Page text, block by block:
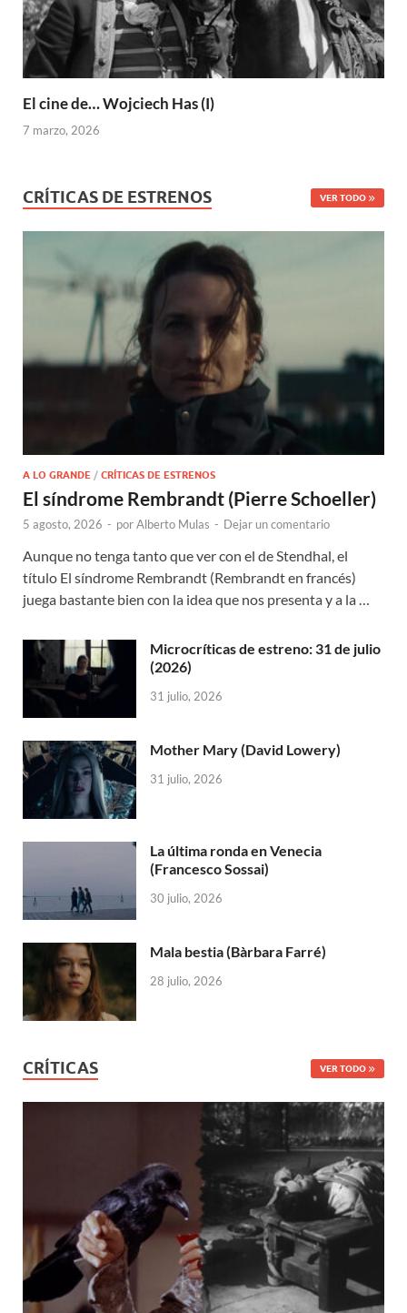
El cine de… Wojciech Has (I)
7 marzo, 2026
CRÍTICAS DE ESTRENOS VER TODO
A LO GRANDE / CRÍTICAS DE ESTRENOS
El síndrome Rembrandt (Pierre Schoeller)
5 agosto, 2026 - porAlberto Mulas - Dejar un comentario
Aunque no tenga tanto que ver con el de Stendhal, el
título El síndrome Rembrandt (Rembrandt en francés)
juega bastante bien con la idea que nos presenta y a la …
Microcríticas de estreno: 31 de julio
(2026)
31 julio, 2026
Mother Mary (David Lowery)
31 julio, 2026
La última ronda en Venecia
(Francesco Sossai)
30 julio, 2026
Mala bestia (Bàrbara Farré)
28 julio, 2026
CRÍTICAS VER TODO